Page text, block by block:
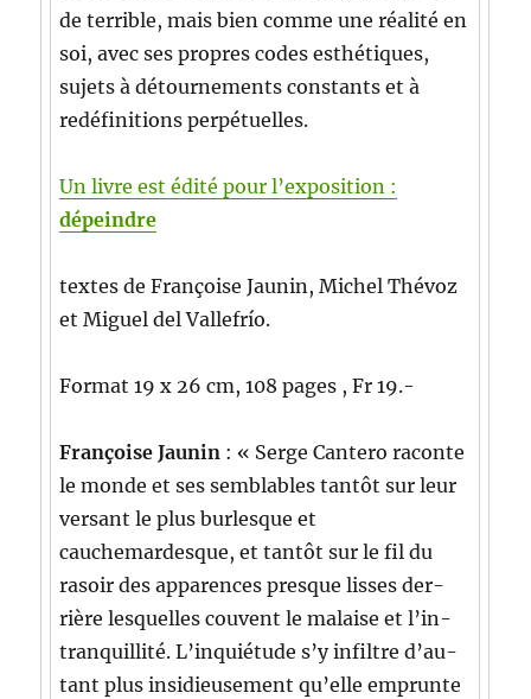
de ter­ri­ble, mais bien comme une réal­ité en
soi, avec ses pro­pres codes esthé­tiques,
sujets à détourne­ments con­stants et à
redéf­i­ni­tions perpétuelles.
Un livre est édité pour l’exposition :
dépein­dre
textes de Françoise Jaunin, Michel Thévoz
et Miguel del Vallefrío.
For­mat 19 x 26 cm, 108 pages , Fr 19.-
Françoise Jaunin : « Serge Can­tero racon­te
le monde et ses sem­blables tan­tôt sur leur
ver­sant le plus bur­lesque et
cauchemardesque, et tan­tôt sur le fil du
rasoir des apparences presque liss­es der­
rière lesquelles cou­vent le malaise et l’in­
tran­quil­lité. L’in­quié­tude s’y infil­tre d’au­
tant plus insi­dieuse­ment qu’elle emprunte